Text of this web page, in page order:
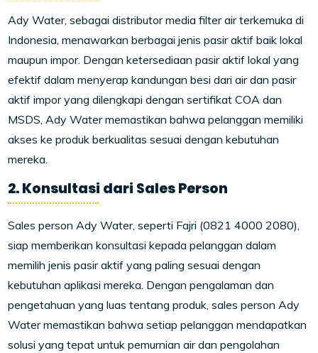
Ady Water, sebagai distributor media filter air terkemuka di
Indonesia, menawarkan berbagai jenis pasir aktif baik lokal
maupun impor. Dengan ketersediaan pasir aktif lokal yang
efektif dalam menyerap kandungan besi dari air dan pasir
aktif impor yang dilengkapi dengan sertifikat COA dan
MSDS, Ady Water memastikan bahwa pelanggan memiliki
akses ke produk berkualitas sesuai dengan kebutuhan
mereka.
2. Konsultasi dari Sales Person
Sales person Ady Water, seperti Fajri (0821 4000 2080),
siap memberikan konsultasi kepada pelanggan dalam
memilih jenis pasir aktif yang paling sesuai dengan
kebutuhan aplikasi mereka. Dengan pengalaman dan
pengetahuan yang luas tentang produk, sales person Ady
Water memastikan bahwa setiap pelanggan mendapatkan
solusi yang tepat untuk pemurnian air dan pengolahan